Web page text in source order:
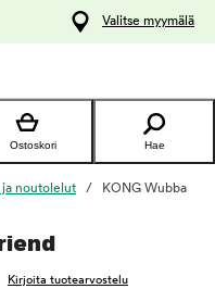
Valitse myymälä
Ostoskori Hae
ja noutolelut
KONG Wubba
Kirjoita tuotearvostelu